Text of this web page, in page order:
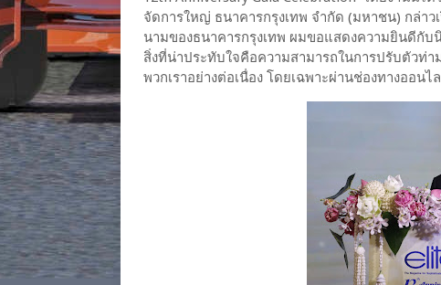
จัดการใหญ่ ธนาคารกรุงเทพ จำกัด (มหาชน) กล่า
นามของธนาคารกรุงเทพ ผมขอแสดงความยินดีกั
สิ่งที่น่าประทับใจคือความสามารถในการปรับตัวท่
พวกเราอย่างต่อเนื่อง โดยเฉพาะผ่านช่องทางออนไ